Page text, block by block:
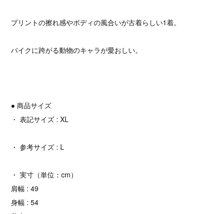
プリントの擦れ感やボディの風合いが古着らしい1着。
バイクに跨がる動物のキャラが愛おしい。
● 商品サイズ
・ 表記サイズ : XL
・ 参考サイズ : L
・ 実寸（単位：cm）
肩幅 : 49
身幅 : 54